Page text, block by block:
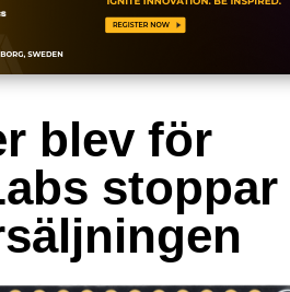
blev för
stoppar